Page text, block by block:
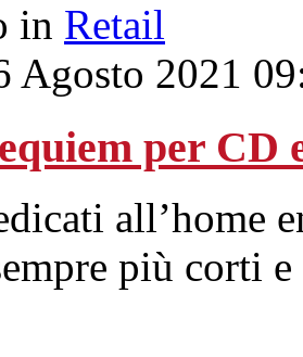
in Retail
Agosto 2021
per CD
all’home
più corti